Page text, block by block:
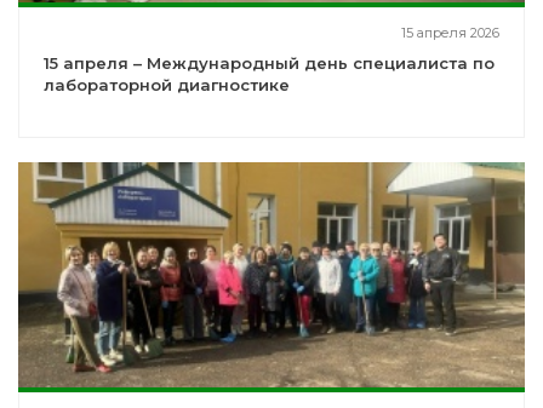
15 апреля 2026
15 апреля – Международный день специалиста по
лабораторной диагностике